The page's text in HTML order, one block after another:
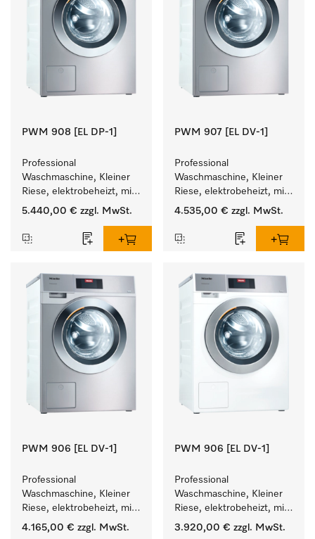
PWM 908 [EL DP-1]
Professional
Waschmaschine, Kleiner
Riese, elektrobeheizt, mit
Ablaufpumpe und
Programmen.
Leistung 8 kg  in 49 min .
5.440,00 € zzgl. MwSt.
PWM 907 [EL DV-1]
Professional
Waschmaschine, Kleiner
Riese, elektrobeheizt, mit
Ablaufventil und
Programmen.
Leistung 7 kg  in 49 min .
4.535,00 € zzgl. MwSt.
PWM 906 [EL DV-1]
Professional
Waschmaschine, Kleiner
Riese, elektrobeheizt, mit
Ablaufventil und
4.165,00 € zzgl. MwSt.
PWM 906 [EL DV-1]
Professional
Waschmaschine, Kleiner
Riese, elektrobeheizt, mit
Ablaufventil und
3.920,00 € zzgl. MwSt.